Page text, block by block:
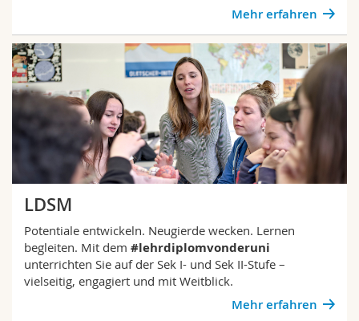
Mehr erfahren
LDSM
Potentiale entwickeln. Neugierde wecken. Lernen
begleiten. Mit dem #lehrdiplomvonderuni
unterrichten Sie auf der Sek I- und Sek II-Stufe –
vielseitig, engagiert und mit Weitblick.
Mehr erfahren